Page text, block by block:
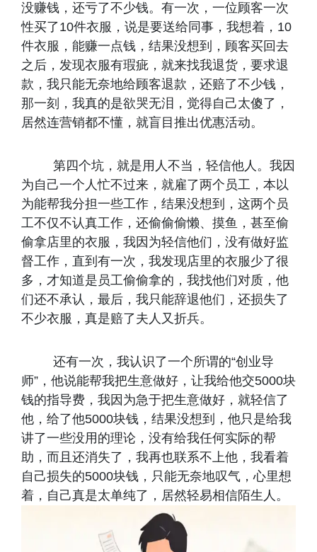
没赚钱，还亏了不少钱。有一次，一位顾客一次
性买了10件衣服，说是要送给同事，我想着，10
件衣服，能赚一点钱，结果没想到，顾客买回去
之后，发现衣服有瑕疵，就来找我退货，要求退
款，我只能无奈地给顾客退款，还赔了不少钱，
那一刻，我真的是欲哭无泪，觉得自己太傻了，
居然连营销都不懂，就盲目推出优惠活动。
第四个坑，就是用人不当，轻信他人。我因
为自己一个人忙不过来，就雇了两个员工，本以
为能帮我分担一些工作，结果没想到，这两个员
工不仅不认真工作，还偷偷偷懒、摸鱼，甚至偷
偷拿店里的衣服，我因为轻信他们，没有做好监
督工作，直到有一次，我发现店里的衣服少了很
多，才知道是员工偷偷拿的，我找他们对质，他
们还不承认，最后，我只能辞退他们，还损失了
不少衣服，真是赔了夫人又折兵。
还有一次，我认识了一个所谓的“创业导
师”，他说能帮我把生意做好，让我给他交5000块
钱的指导费，我因为急于把生意做好，就轻信了
他，给了他5000块钱，结果没想到，他只是给我
讲了一些没用的理论，没有给我任何实际的帮
助，而且还消失了，我再也联系不上他，我看着
自己损失的5000块钱，只能无奈地叹气，心里想
着，自己真是太单纯了，居然轻易相信陌生人。